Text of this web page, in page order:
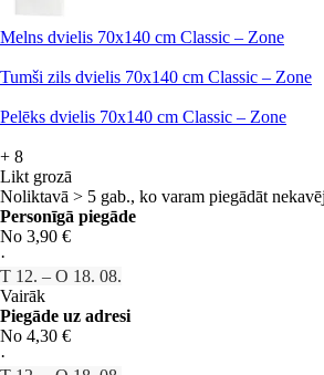
Melns dvielis 70x140 cm Classic – Zone
Tumši zils dvielis 70x140 cm Classic – Zone
Pelēks dvielis 70x140 cm Classic – Zone
+ 8
Likt grozā
Noliktavā > 5 gab., ko varam piegādāt
Personīgā piegāde
No 3,90 €
·
T 12. – O 18. 08.
Vairāk
Piegāde uz adresi
No 4,30 €
·